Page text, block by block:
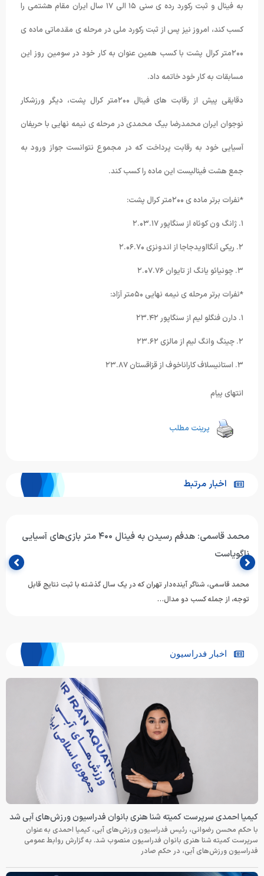
به فینال و ثبت رکورد رده ی سنی ١۵ الی ١٧ سال ایران مقام هشتمی را
کسب کند، امروز نیز پس از ثبت رکورد ملی در مرحله ی مقدماتی ماده ی
٢۰۰متر کرال پشت با کسب همین عنوان به کار خود در سومین روز این
مسابقات به کار خود خاتمه داد.
دقایقی پیش از رقابت های فینال ٢۰۰متر کرال پشت، دیگر ورزشکار
نوجوان ایران محمدرضا بیگ محمدی در مرحله ی نیمه نهایی با حریفان
آسیایی خود به رقابت پرداخت که در مجموع نتوانست جواز ورود به
جمع هشت فینالیست این ماده را کسب کند.
*نفرات برتر ماده ی ٢۰۰متر کرال پشت:
٢. ریکی آنگااویدجاجا از اندونزی ٢.۰۶.٧۰
٣. چونیائو یانگ از تایوان ٢.۰٧.٧۶
*نفرات برتر مرحله ی نیمه نهایی ۵۰متر آزاد:
٢. چینگ وانگ لیم از مالزی ٢٣.۶٢
٣. استانیسلاف کاراناخوف از قزاقستان ٢٣.٨٧
انتهای پیام
پرینت مطلب
اخبار مرتبط
محمد قاسمی: هدفم رسیدن به فینال ۴۰۰ متر بازی‌های آسیایی
ناگویاست
محمد قاسمی، شناگر آینده‌دار تهران که در یک سال گذشته با ثبت نتایج قابل
توجه، از جمله کسب دو مدال…
اخبار فدراسیون
کیمیا احمدی سرپرست کمیته شنا هنری بانوان فدراسیون ورزش‌های آبی شد
با حکم محسن رضوانی، رئیس فدراسیون ورزش‌های آبی، کیمیا احمدی به عنوان
سرپرست کمیته شنا هنری بانوان فدراسیون منصوب شد. به گزارش روابط عمومی
فدراسیون ورزش‌های آبی، در حکم صادر